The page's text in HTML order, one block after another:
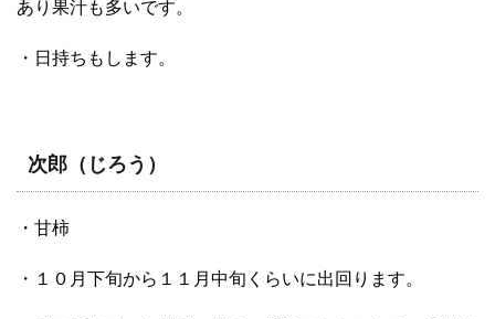
あり果汁も多いです。
・日持ちもします。
次郎（じろう）
・甘柿
・１０月下旬から１１月中旬くらいに出回ります。